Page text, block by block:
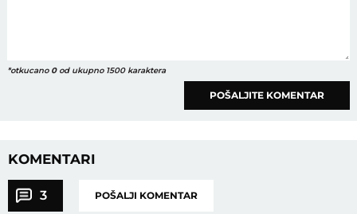
*otkucano 0od ukupno 1500 karaktera
POŠALJITE KOMENTAR
KOMENTARI
3 POŠALJI KOMENTAR